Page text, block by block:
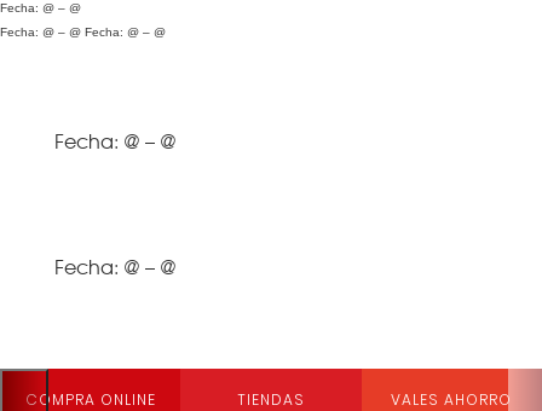
Fecha: @ – @
Fecha: @ – @ Fecha: @ – @
Fecha: @ – @
Fecha: @ – @
COMPRA ONLINE TIENDAS VALES AHORRO